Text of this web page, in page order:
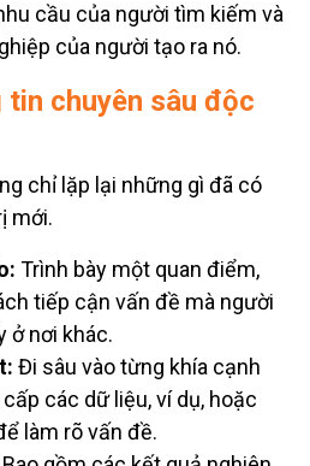
cầu của người tìm kiếm và
của người tạo ra nó.
tin chuyên sâu độc
chỉ lặp lại những gì đã có
mới.
Trình bày một quan điểm,
tiếp cận vấn đề mà người
ở nơi khác.
Đi sâu vào từng khía cạnh
các dữ liệu, ví dụ, hoặc
làm rõ vấn đề.